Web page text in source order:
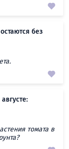
без
томата в